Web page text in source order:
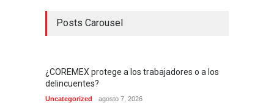
Posts Carousel
¿COREMEX protege a los trabajadores o a los
delincuentes?
Uncategorized agosto 7, 2026